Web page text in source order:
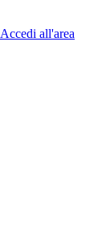
Accedi all'area